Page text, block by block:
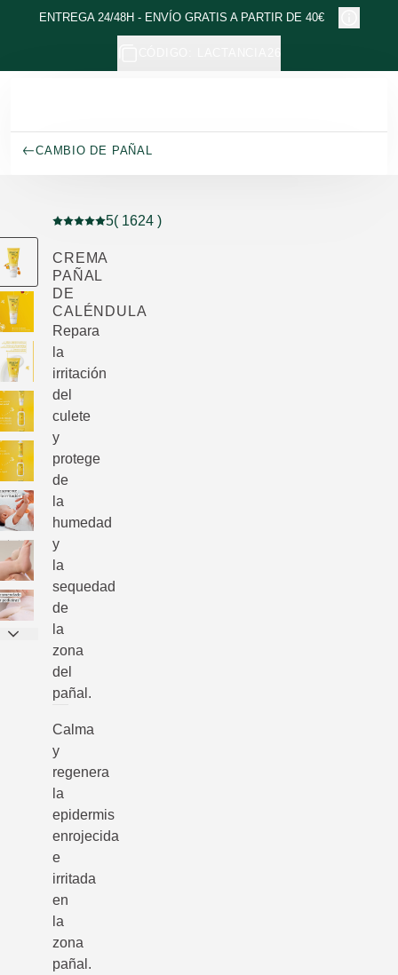
Ir al contenido principal
ENTREGA 24/48H - ENVÍO GRATIS A PARTIR DE 40€
CAMBIO DE PAÑAL
Puntuación: 5 / 5 estrellas 1624 valoraciones de
5( 1624 )
CREMA
PAÑAL
DE
CALÉNDULA
Repara
la
irritación
del
culete
y
protege
de
la
humedad
y
la
sequedad
de
la
zona
del
pañal.
Calma
y
regenera
la
epidermis
enrojecida
e
irritada
en
la
zona
pañal.